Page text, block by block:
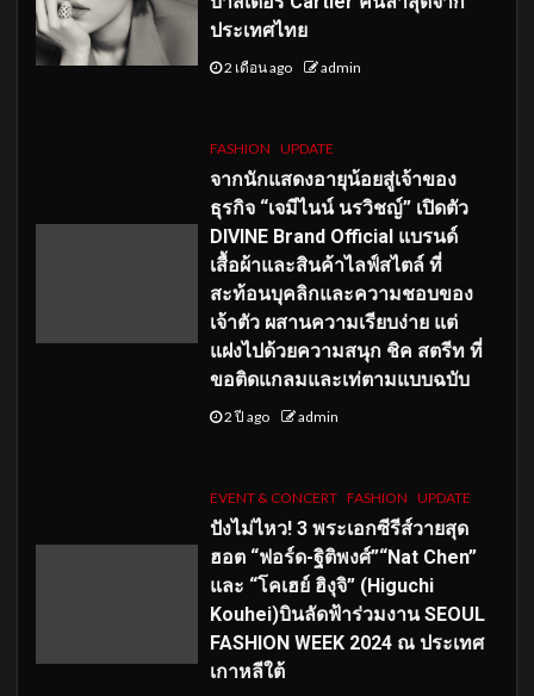
ประเทศไทย
2 เดือน ago admin
FASHION UPDATE
จากนักแสดงอายุน้อยสู่เจ้าของ
ธุรกิจ “เจมีไนน์ นรวิชญ์” เปิดตัว
DIVINE Brand Official แบรนด์
เสื้อผ้าและสินค้าไลฟ์สไตล์ ที่
สะท้อนบุคลิกและความชอบของ
เจ้าตัว ผสานความเรียบง่าย แต่
แฝงไปด้วยความสนุก ชิค สตรีท ที่
ขอติดแกลมและเท่ตามแบบฉบับ
2 ปี ago admin
EVENT & CONCERT FASHION UPDATE
ปังไม่ไหว! 3 พระเอกซีรีส์วายสุด
ฮอต “ฟอร์ด-ฐิติพงศ์”“Nat Chen”
และ “โคเฮย์ ฮิงุจิ” (Higuchi
Kouhei)บินลัดฟ้าร่วมงาน SEOUL
FASHION WEEK 2024 ณ ประเทศ
เกาหลีใต้